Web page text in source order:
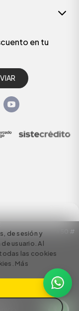
de sesión y
usuario. Al
las cookies
Más
en tu
6 Dirección: Carrera 50 #